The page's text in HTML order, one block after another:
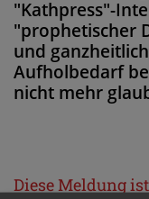
"Kathpress"-
"prophetischer
und
Aufholbedarf
nicht mehr
Diese Meldung